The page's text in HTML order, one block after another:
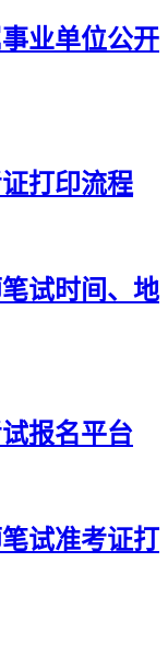
业单位公开
打印流程
试时间、地
报名平台
试准考证打